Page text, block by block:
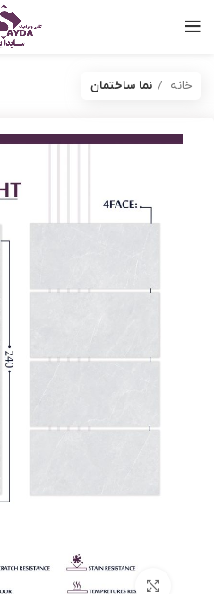
خانه نما ساختمان
برای بزرگنمایی کلیک کنید